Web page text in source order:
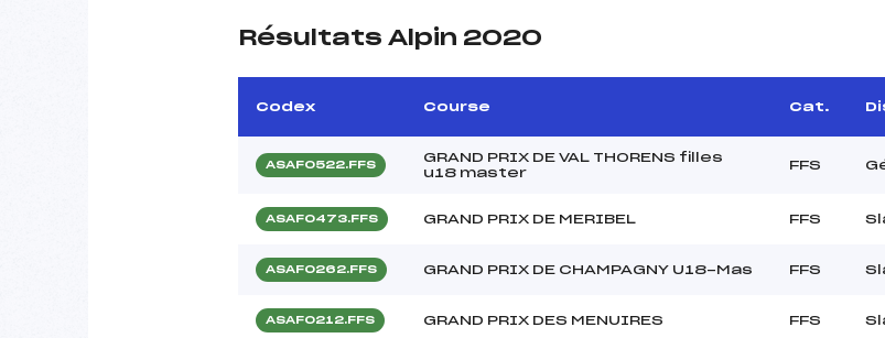
Résultats Alpin 2020
Codex Course Cat.
ASAF0522.FFS
GRAND PRIX DE VAL THORENS filles
u18 master
FFS
ASAF0473.FFS GRAND PRIX DE MERIBEL FFS
ASAF0262.FFS GRAND PRIX DE CHAMPAGNY U18-Mas FFS
ASAF0212.FFS GRAND PRIX DES MENUIRES FFS